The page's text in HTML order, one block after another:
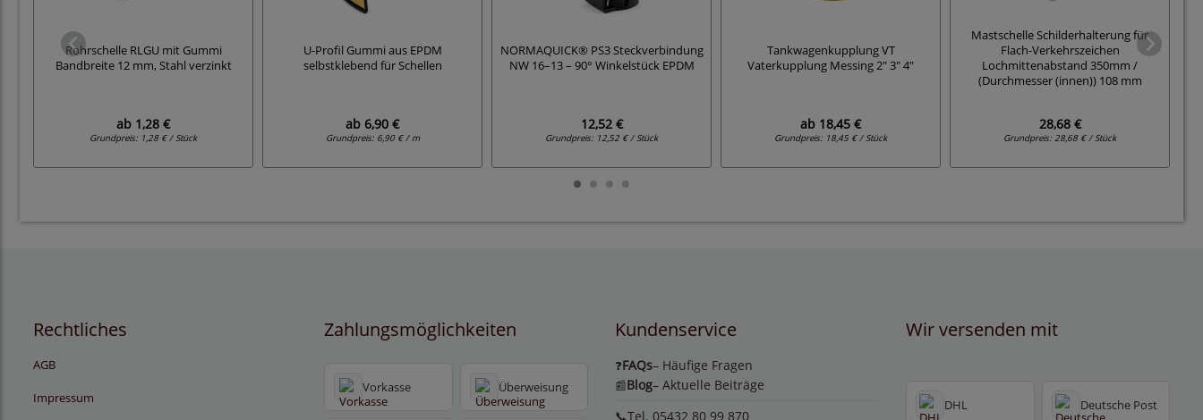
Rohrschelle RLGU mit Gummi
Bandbreite 12 mm, Stahl verzinkt
ab 1,28 €
Grundpreis: 1,28 € / Stück
U-Profil Gummi aus EPDM
selbstklebend für Schellen
ab 6,90 €
Grundpreis: 6,90 € / m
NORMAQUICK® PS3 Steckverbindung
NW 16–13 – 90° Winkelstück EPDM
12,52 €
Grundpreis: 12,52 € / Stück
Tankwagenkupplung VT
Vaterkupplung Messing 2" 3" 4"
ab 18,45 €
Grundpreis: 18,45 € / Stück
Mastschelle Schilderhalterung für
Flach-Verkehrszeichen
Lochmittenabstand 350mm /
(Durchmesser (innen)) 108 mm
28,68 €
Grundpreis: 28,68 € / Stück
Rechtliches
AGB
Impressum
Zahlungsmöglichkeiten
Vorkasse Überweisung
Kundenservice
❓FAQs– Häufige Fragen
📰Blog– Aktuelle Beiträge
📞Tel. 05432 80 99 870
Wir versenden mit
DHL Deutsche Post